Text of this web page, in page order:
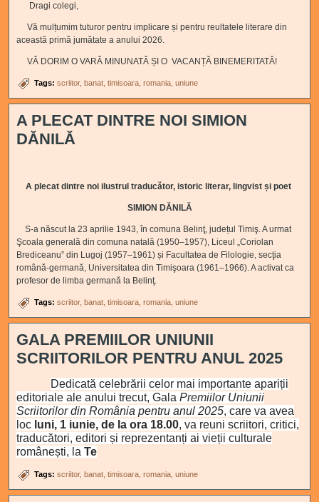
Dragi colegi,
Vă mulțumim tuturor pentru implicare și pentru reultatele literare din
această primă jumătate a anului 2026.
VĂ DORIM O VARĂ MINUNATĂ ȘI O VACANȚĂ BINEMERITATĂ!
Tags:scriitor banat timisoara romania uniune
A PLECAT DINTRE NOI SIMION
DĂNILĂ
A plecat dintre noi ilustrul traducător, istoric literar, lingvist și poet
SIMION DĂNILĂ
S-a născut la 23 aprilie 1943, în comuna Belinţ, județul Timiş. A urmat
Şcoala generală din comuna natală (1950–1957), Liceul „Coriolan
Brediceanu” din Lugoj (1957–1961) și Facultatea de Filologie, secţia
română-germană, Universitatea din Timişoara (1961–1966). A activat ca
profesor de limba germană la Belinţ.
Tags:scriitor banat timisoara romania uniune
GALA PREMIILOR UNIUNII
SCRIITORILOR PENTRU ANUL 2025
Dedicată celebrării celor mai importante apariții
editoriale ale anului trecut, GalaPremiilor Uniunii
Scriitorilor din România pentru anul 2025, care va avea
loc luni, 1 iunie, de la ora 18.00, va reuni scriitori, critici,
traducători, editori și reprezentanți ai vieții culturale
românești, la Te
Tags:scriitor banat timisoara romania uniune